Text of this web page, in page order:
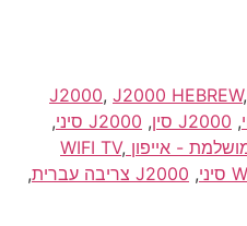
J2000, J2000 HEBREW,
, J2000 סין , J2000 סיני
,
,
, J2000 צריבה עברית
,